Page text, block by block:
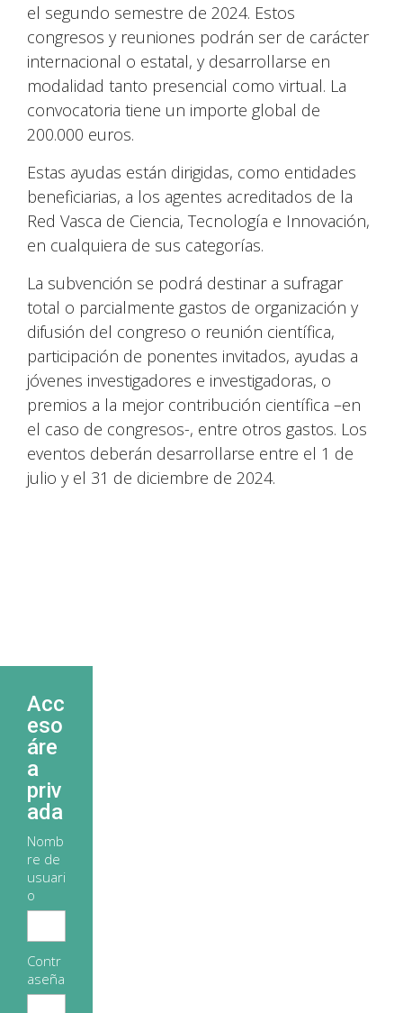
el segundo semestre de 2024. Estos
congresos y reuniones podrán ser de carácter
internacional o estatal, y desarrollarse en
modalidad tanto presencial como virtual. La
convocatoria tiene un importe global de
200.000 euros.
Estas ayudas están dirigidas, como entidades
beneficiarias, a los agentes acreditados de la
Red Vasca de Ciencia, Tecnología e Innovación,
en cualquiera de sus categorías.
La subvención se podrá destinar a sufragar
total o parcialmente gastos de organización y
difusión del congreso o reunión científica,
participación de ponentes invitados, ayudas a
jóvenes investigadores e investigadoras, o
premios a la mejor contribución científica –en
el caso de congresos-, entre otros gastos. Los
eventos deberán desarrollarse entre el 1 de
julio y el 31 de diciembre de 2024.
Acc
eso
áre
a
priv
ada
Nomb
re de
usuari
o
Contr
aseña